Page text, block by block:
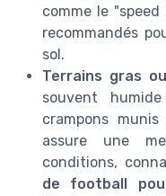
comme le
recommandés
sol.
Terrains gras
souvent
crampons
assure une
conditions,
de football